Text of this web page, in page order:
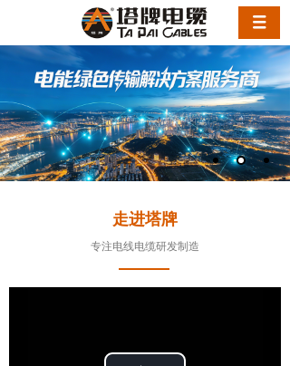
走进塔牌
专注电线电缆研发制造